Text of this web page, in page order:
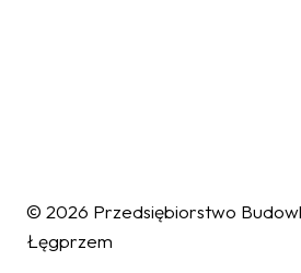
© 2026 Przedsiębiorstwo
Łęgprzem
W związku z wejściem w życie z
Pliki cookies
Ważne: nasza strona wykorzystuje